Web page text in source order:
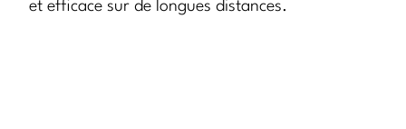
et efficace sur de longues distances.